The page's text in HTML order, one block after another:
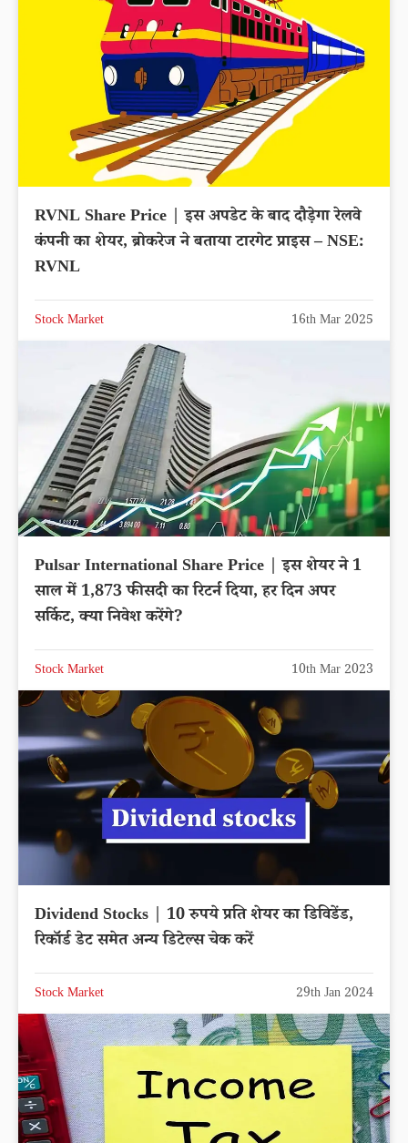
RVNL Share Price | इस अपडेट के बाद दौड़ेगा रेलवे
कंपनी का शेयर, ब्रोकरेज ने बताया टारगेट प्राइस – NSE:
RVNL
Stock Market 16th Mar 2025
Pulsar International Share Price | इस शेयर ने 1
साल में 1,873 फीसदी का रिटर्न दिया, हर दिन अपर
सर्किट, क्या निवेश करेंगे?
Stock Market 10th Mar 2023
Dividend Stocks | 10 रुपये प्रति शेयर का डिविडेंड,
रिकॉर्ड डेट समेत अन्य डिटेल्स चेक करें
Stock Market 29th Jan 2024